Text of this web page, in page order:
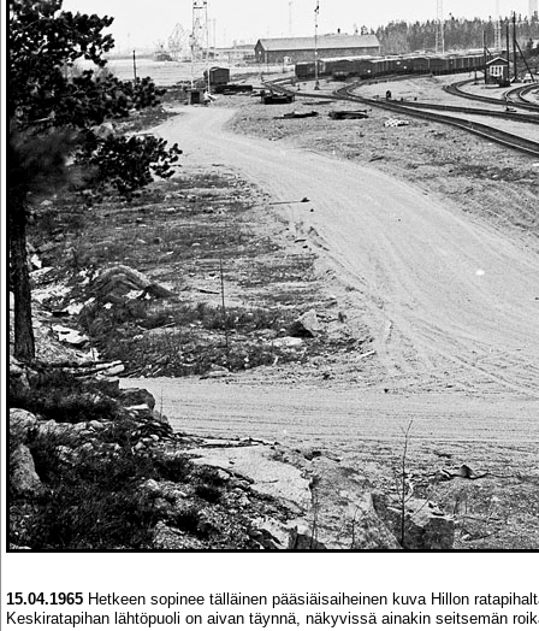
15.04.1965 Hetkeen sopinee tälläinen pääsiäisaiheinen kuva Hillon
Keskiratapihan lähtöpuoli on aivan täynnä, näkyvissä ainakin seitsemän